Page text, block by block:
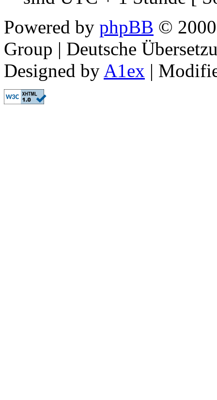
Powered by phpBB ©
Group | Deutsche
Designed by A1ex |